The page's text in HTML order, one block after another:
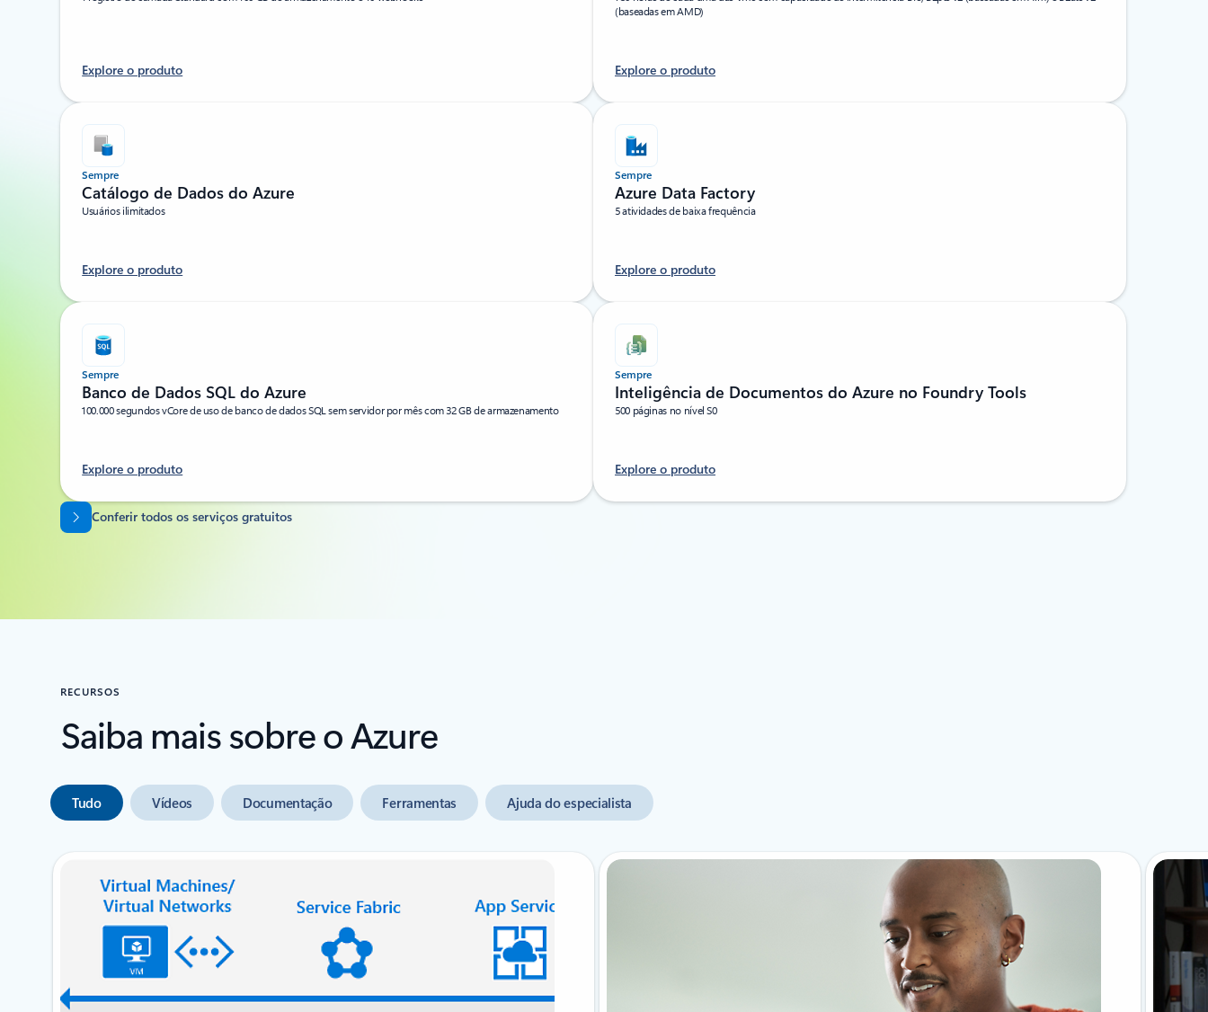
Explore o produto
(baseadas em AMD)
Explore o produto
Sempre
Catálogo de Dados do Azure
Usuários ilimitados
Explore o produto
Sempre
Azure Data Factory
5 atividades de baixa frequência
Explore o produto
Sempre
Banco de Dados SQL do Azure
100.000 segundos vCore de uso de banco de dados SQL sem servidor por mês com 32 GB de armazenamento
Explore o produto
Sempre
Inteligência de Documentos do Azure no Foundry Tools
500 páginas no nível S0
Explore o produto
Voltar para as guias
Conferir todos os serviços gratuitos
RECURSOS
Saiba mais sobre o Azure
Tudo Vídeos Documentação Ferramentas Ajuda do especialista
próximo slide